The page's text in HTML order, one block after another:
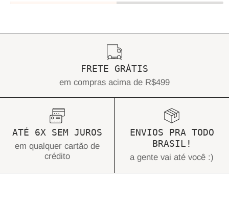
FRETE GRÁTIS
em compras acima de R$499
ATÉ 6X SEM JUROS
em qualquer cartão de
crédito
ENVIOS PRA TODO
BRASIL!
a gente vai até você :)